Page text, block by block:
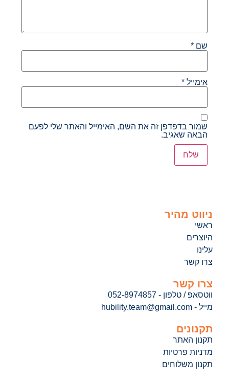
שם*
אימייל*
שמור בדפדפן זה את השם, האימייל והאתר שלי לפעם
הבאה שאגיב.
ניווט מהיר
ראשי
היוצרים
עלינו
צרו קשר
צרו קשר
ווטסאפ / טלפון - 052-8974857
מייל - hubility.team@gmail.com
תקנונים
תקנון האתר
מדניות פרטיות
תקנון משלוחים